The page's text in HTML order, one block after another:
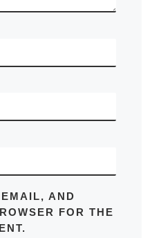
AND
FOR THE